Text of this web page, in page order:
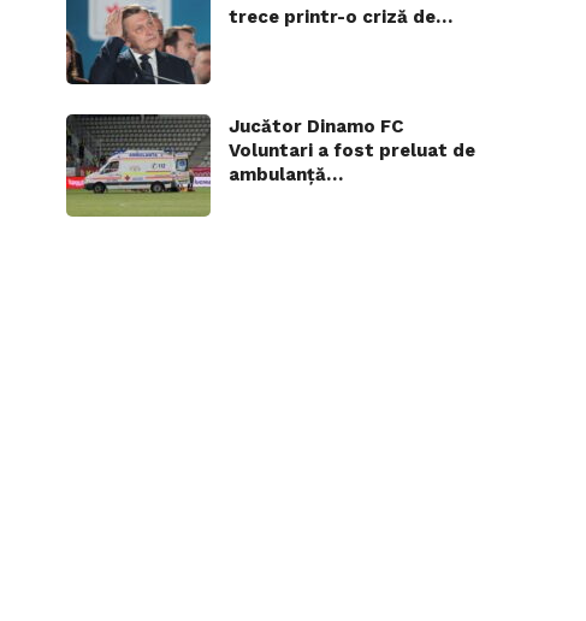
trece printr-o criză de…
Jucător Dinamo FC
Voluntari a fost preluat de
ambulanță…